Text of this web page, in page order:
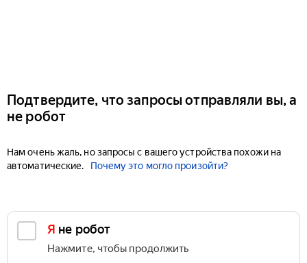
Подтвердите, что запросы отправляли вы, а
не робот
Нам очень жаль, но запросы с вашего устройства похожи на
автоматические.
Почему это могло произойти?
Я не робот
Нажмите, чтобы продолжить